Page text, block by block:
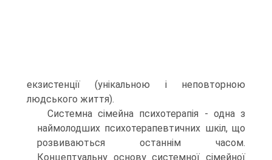
екзистенції (унікальною і неповторною
людського життя).
Системна сімейна психотерапія - одна з
наймолодших психотерапевтичних шкіл, що
розвиваються останнім часом.
Концептуальну основу системної сімейної